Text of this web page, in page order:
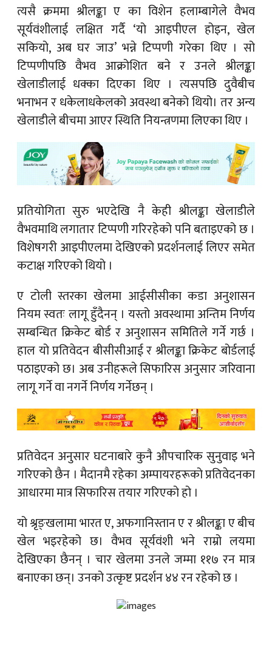
त्यसै क्रममा श्रीलङ्का ए का विशेन हलाम्बागेले वैभव
सूर्यवंशीलाई लक्षित गर्दै ‘यो आइपीएल होइन, खेल
सकियो, अब घर जाउ’ भन्ने टिप्पणी गरेका थिए । सो
टिप्पणीपछि वैभव आक्रोशित बने र उनले श्रीलङ्का
खेलाडीलाई धक्का दिएका थिए । त्यसपछि दुवैबीच
भनाभन र धकेलाधकेलको अवस्था बनेको थियो। तर अन्य
खेलाडीले बीचमा आएर स्थिति नियन्त्रणमा लिएका थिए ।
प्रतियोगिता सुरु भएदेखि नै केही श्रीलङ्का खेलाडीले
वैभवमाथि लगातार टिप्पणी गरिरहेको पनि बताइएको छ ।
विशेषगरी आइपीएलमा देखिएको प्रदर्शनलाई लिएर समेत
कटाक्ष गरिएको थियो ।
ए टोली स्तरका खेलमा आईसीसीका कडा अनुशासन
नियम स्वतः लागू हुँदैनन् । यस्तो अवस्थामा अन्तिम निर्णय
सम्बन्धित क्रिकेट बोर्ड र अनुशासन समितिले गर्ने गर्छ ।
हाल यो प्रतिवेदन बीसीसीआई र श्रीलङ्का क्रिकेट बोर्डलाई
पठाइएको छ। अब उनीहरूले सिफारिस अनुसार जरिवाना
लागू गर्ने वा नगर्ने निर्णय गर्नेछन् ।
प्रतिवेदन अनुसार घटनाबारे कुनै औपचारिक सुनुवाइ भने
गरिएको छैन । मैदानमै रहेका अम्पायरहरूको प्रतिवेदनका
आधारमा मात्र सिफारिस तयार गरिएको हो ।
यो श्रृङ्खलामा भारत ए, अफगानिस्तान ए र श्रीलङ्का ए बीच
खेल भइरहेको छ। वैभव सूर्यवंशी भने राम्रो लयमा
देखिएका छैनन् । चार खेलमा उनले जम्मा ११७ रन मात्र
बनाएका छन्। उनको उत्कृष्ट प्रदर्शन ४४ रन रहेको छ ।